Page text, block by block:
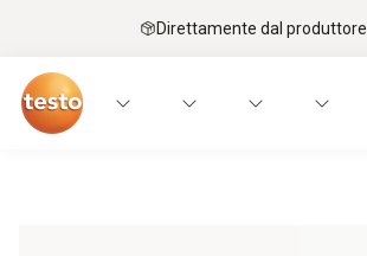
Direttamente dal produttore